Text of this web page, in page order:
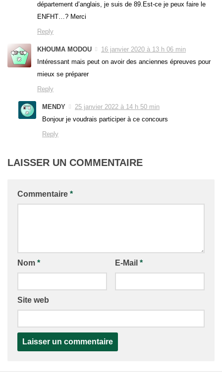
département d’anglais, je suis de 89.Est-ce je peux faire le
ENFHT…? Merci
Reply
KHOUMA MODOU
16 janvier 2020 à 13 h 06 min
Intéressant mais peut on avoir des anciennes épreuves pour
mieux se préparer
Reply
MENDY
25 janvier 2022 à 14 h 50 min
Bonjour je voudrais participer à ce concours
Reply
LAISSER UN COMMENTAIRE
Commentaire *
Nom * E-Mail *
Site web